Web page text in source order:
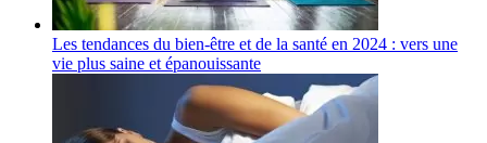
Les tendances du bien-être et de la santé en 2024 : vers une
vie plus saine et épanouissante